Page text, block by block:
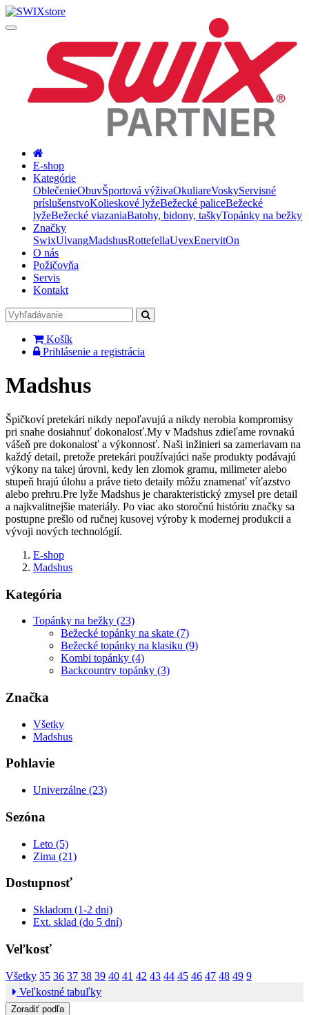
E-shop
Kategórie
OblečenieObuvŠportová výživaOkuliareVoskyServisné
príslušenstvoKolieskové lyžeBežecké paliceBežecké
lyžeBežecké viazaniaBatohy, bidony, taškyTopánky na bežky
Značky
SwixUlvangMadshusRottefellaUvexEnervitOn
O nás
Požičovňa
Servis
Kontakt
Košík
Prihlásenie a registrácia
Madshus
Špičkoví pretekári nikdy nepoľavujú a nikdy nerobia kompromisy
pri snahe dosiahnuť dokonalosť.My v Madshus zdieľame rovnakú
vášeň pre dokonalosť a výkonnosť. Naši inžinieri sa zameriavam na
každý detail, pretože pretekári používajúci naše produkty podávajú
výkony na takej úrovni, kedy len zlomok gramu, milimeter alebo
stupeň hrajú úlohu a práve tieto detaily môžu znamenať víťazstvo
alebo prehru.Pre lyže Madshus je charakteristický zmysel pre detail
a najkvalitnejšie materiály. Po viac ako storočnú históriu značky sa
postupne prešlo od ručnej kusovej výroby k modernej produkcii a
vývoji nových technológií.
E-shop
Madshus
Kategória
Topánky na bežky (23)
Bežecké topánky na skate (7)
Bežecké topánky na klasiku (9)
Kombi topánky (4)
Backcountry topánky (3)
Značka
Všetky
Madshus
Pohlavie
Univerzálne (23)
Sezóna
Leto (5)
Zima (21)
Dostupnosť
Skladom (1-2 dni)
Ext. sklad (do 5 dní)
Veľkosť
Všetky 35 36 37 38 39 40 41 42 43 44 45 46 47 48 49 9
Veľkostné tabuľky
Zoradiť podľa